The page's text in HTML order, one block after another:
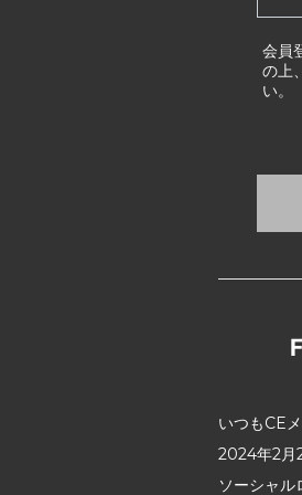
会員
の上
い。
いつもCE
2024年2月
ソーシャ